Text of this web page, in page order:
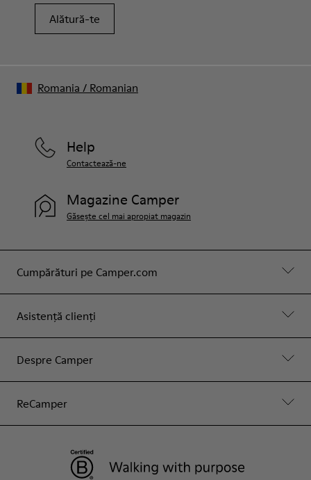
Alătură-te
Cumpărături pe Camper.com
Asistență clienți
Despre Camper
ReCamper
Help
Contactează-ne
Magazine Camper
Găsește cel mai apropiat magazin
Romania / Romanian